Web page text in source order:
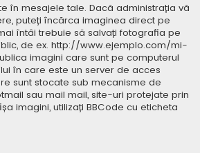
în mesajele tale. Dacă administrația vă
puteți încărca imaginea direct pe
întâi trebuie să salvați fotografia pe
de ex. http://www.ejemplo.com/mi-
imagini care sunt pe computerul
în care este un server de acces
sunt stocate sub mecanisme de
sau mail mail, site-uri protejate prin
imagini, utilizați BBCode cu eticheta